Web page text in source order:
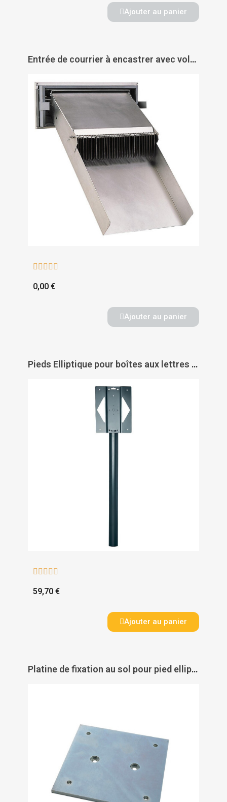
Ajouter au panier
Entrée de courrier à encastrer avec volet en levant - DECAYEUX
    
0,00 €
Ajouter au panier
Pieds Elliptique pour boîtes aux lettres Renz - RENZ
    
59,70 €
Ajouter au panier
Platine de fixation au sol pour pied elliptique Renz - RENZ